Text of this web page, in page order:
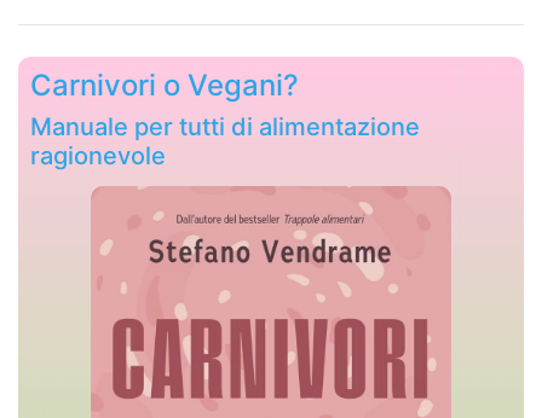
Carnivori o Vegani?
Manuale per tutti di alimentazione
ragionevole